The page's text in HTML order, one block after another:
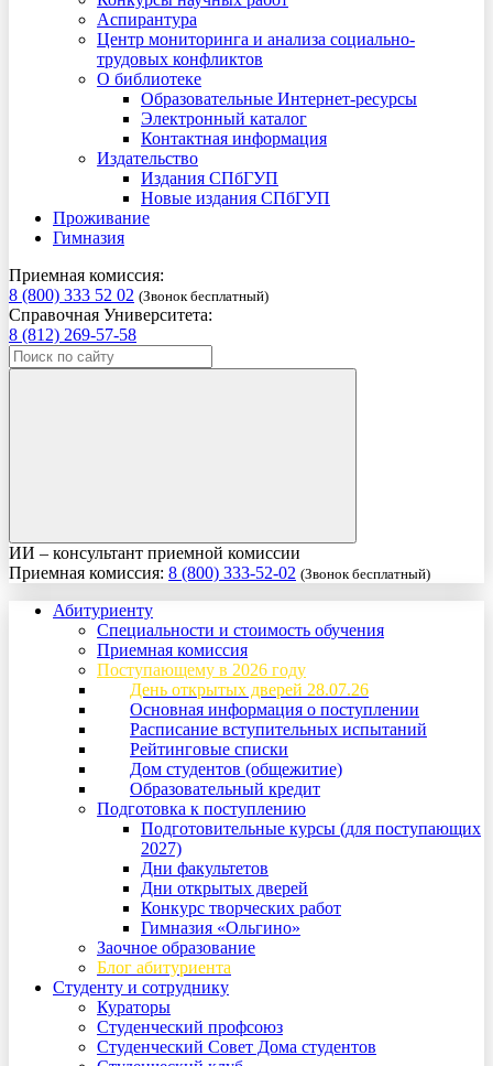
Аспирантура
Центр мониторинга и анализа социально-
трудовых конфликтов
О библиотеке
Образовательные Интернет-ресурсы
Электронный каталог
Контактная информация
Издательство
Издания СПбГУП
Новые издания СПбГУП
Проживание
Гимназия
Приемная комиссия:
8 (800) 333 52 02 (Звонок бесплатный)
Справочная Университета:
8 (812) 269-57-58
ИИ – консультант приемной комиссии
Приемная комиссия: 8 (800) 333-52-02 (Звонок бесплатный)
Абитуриенту
Специальности и стоимость обучения
Приемная комиссия
Поступающему в 2026 году
День открытых дверей 28.07.26
Основная информация о поступлении
Расписание вступительных испытаний
Рейтинговые списки
Дом студентов (общежитие)
Образовательный кредит
Подготовка к поступлению
Подготовительные курсы (для поступающих
2027)
Дни факультетов
Дни открытых дверей
Конкурс творческих работ
Гимназия «Ольгино»
Заочное образование
Блог абитуриента
Студенту и сотруднику
Кураторы
Студенческий профсоюз
Студенческий Совет Дома студентов